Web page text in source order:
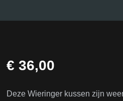
€ 36,00
Deze Wieringer kussen zijn